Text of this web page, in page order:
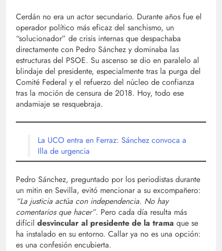
Cerdán no era un actor secundario. Durante años fue el
operador político más eficaz del sanchismo, un
“solucionador” de crisis internas que despachaba
directamente con Pedro Sánchez y dominaba las
estructuras del PSOE. Su ascenso se dio en paralelo al
blindaje del presidente, especialmente tras la purga del
Comité Federal y el refuerzo del núcleo de confianza
tras la moción de censura de 2018. Hoy, todo ese
andamiaje se resquebraja.
La UCO entra en Ferraz: Sánchez convoca a
Illa de urgencia
Pedro Sánchez, preguntado por los periodistas durante
un mitin en Sevilla, evitó mencionar a su excompañero:
“La justicia actúa con independencia. No hay
comentarios que hacer”. Pero cada día resulta más
difícil desvincular al presidente de la trama que se
ha instalado en su entorno. Callar ya no es una opción:
es una confesión encubierta.